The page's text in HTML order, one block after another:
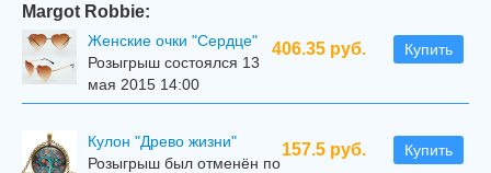
Margot Robbie:
406.35 руб. Купить
Женские очки "Сердце"
Розыгрыш состоялся 13
мая 2015 14:00
157.5 руб. Купить
Кулон "Древо жизни"
Розыгрыш был отменён по